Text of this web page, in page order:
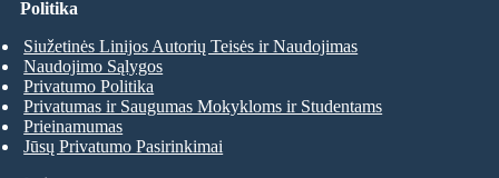
Politika
Siužetinės Linijos Autorių Teisės ir Naudojimas
Naudojimo Sąlygos
Privatumo Politika
Privatumas ir Saugumas Mokykloms ir Studentams
Prieinamumas
Jūsų Privatumo Pasirinkimai